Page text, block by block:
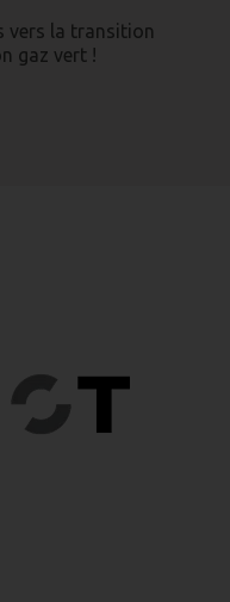
vers la transition
gaz vert !